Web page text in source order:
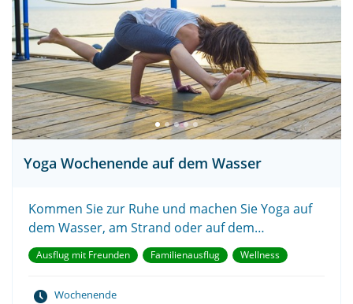
Yoga Wochenende auf dem Wasser
Kommen Sie zur Ruhe und machen Sie Yoga auf
dem Wasser, am Strand oder auf dem
Wattenmeer
Ausflug mit Freunden Familienausflug Wellness
Wochenende